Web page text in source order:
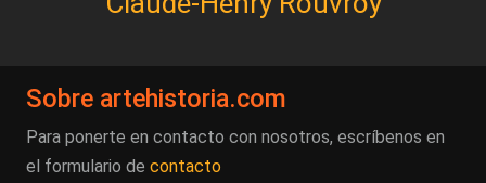
Sobre artehistoria.com
Para ponerte en contacto con nosotros, escríbenos en
el formulario de contacto